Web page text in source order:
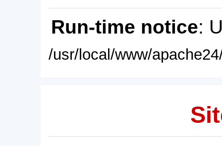
Run-time notice:
/usr/local/www/